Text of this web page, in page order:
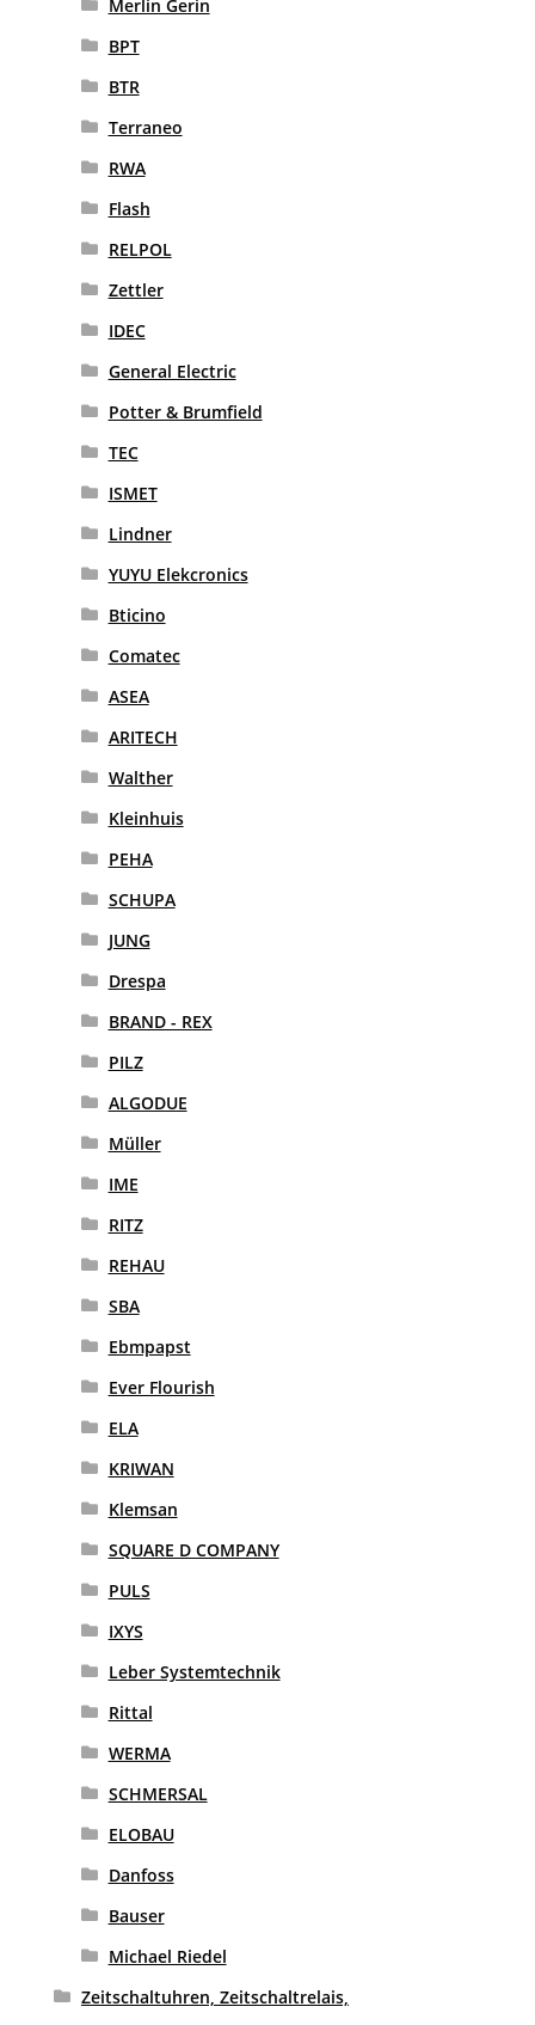
Merlin Gerin
BPT
BTR
Terraneo
RWA
Flash
RELPOL
Zettler
IDEC
General Electric
Potter & Brumfield
TEC
ISMET
Lindner
YUYU Elekcronics
Bticino
Comatec
ASEA
ARITECH
Walther
Kleinhuis
PEHA
SCHUPA
JUNG
Drespa
BRAND - REX
PILZ
ALGODUE
Müller
IME
RITZ
REHAU
SBA
Ebmpapst
Ever Flourish
ELA
KRIWAN
Klemsan
SQUARE D COMPANY
PULS
IXYS
Leber Systemtechnik
Rittal
WERMA
SCHMERSAL
ELOBAU
Danfoss
Bauser
Michael Riedel
Zeitschaltuhren, Zeitschaltrelais,